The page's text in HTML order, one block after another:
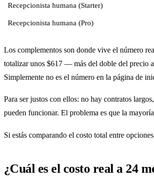
Recepcionista humana (Starter)
Recepcionista humana (Pro)
Los complementos son donde vive el número
totalizar unos $617 — más del doble del precio
Simplemente no es el número en la página de
Para ser justos con ellos: no hay contratos
pueden funcionar. El problema es que la
Si estás comparando el costo total entre
¿Cuál es el costo real a 24